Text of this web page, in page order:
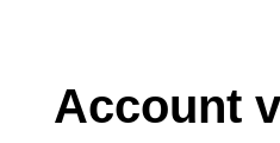
Account